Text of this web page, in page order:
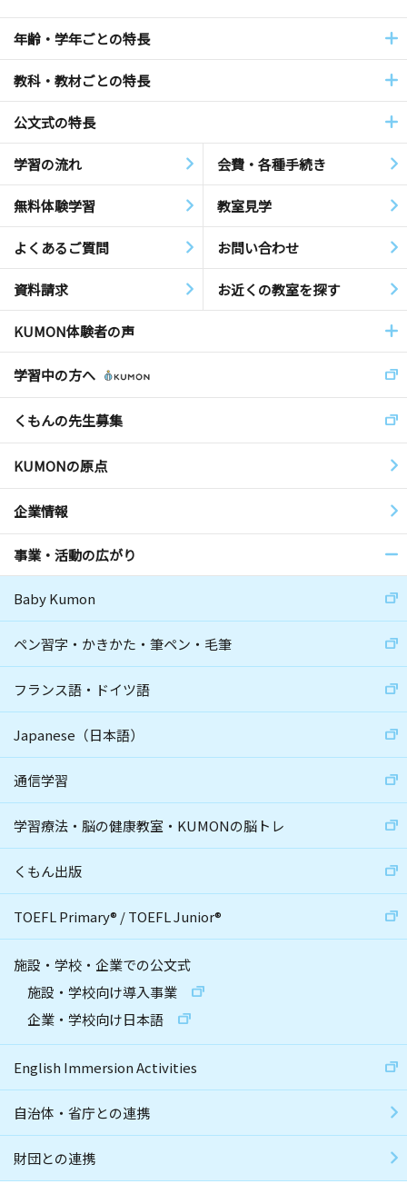
年齢・学年ごとの特長
教科・教材ごとの特長
公文式の特長
学習の流れ 会費・各種手続き
無料体験学習 教室見学
よくあるご質問 お問い合わせ
資料請求 お近くの教室を探す
KUMON体験者の声
学習中の方へ
くもんの先生募集
KUMONの原点
企業情報
事業・活動の広がり
Baby Kumon
ペン習字・かきかた・筆ペン・毛筆
フランス語・ドイツ語
Japanese（日本語）
通信学習
学習療法・脳の健康教室・KUMONの脳トレ
くもん出版
TOEFL Primary® /TOEFL Junior®
施設・学校・企業での公文式
施設・学校向け導入事業
企業・学校向け日本語
English Immersion Activities
自治体・省庁との連携
財団との連携